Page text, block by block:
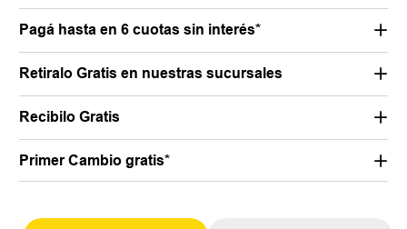
Pagá hasta en 6 cuotas sin interés*
Retiralo Gratis en nuestras sucursales
Recibilo Gratis
Primer Cambio gratis*